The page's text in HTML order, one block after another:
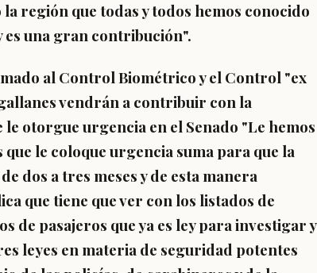
región que todas y todos hemos conocido
es una gran contribución".
al Control Biométrico y el Control "ex
vendrán a contribuir con la
otorgue urgencia en el Senado "Le hemos
le coloque urgencia suma para que la
dos a tres meses y de esta manera
que tiene que ver con los listados de
de pasajeros que ya es ley para investigar y
leyes en materia de seguridad potentes